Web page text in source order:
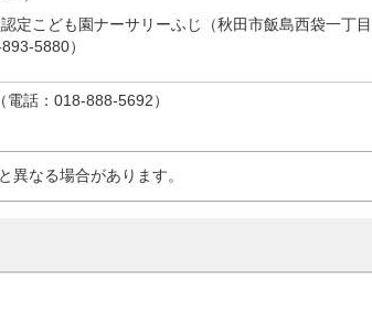
定こども園ナーサリーふじ（秋田市飯島西袋一丁目
5880）
電話：018-888-5692）
異なる場合があります。